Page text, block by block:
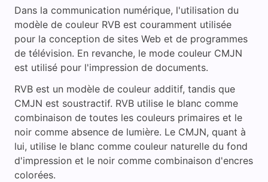
Dans la communication numérique, l'utilisation du
modèle de couleur RVB est couramment utilisée
pour la conception de sites Web et de programmes
de télévision. En revanche, le mode couleur CMJN
est utilisé pour l'impression de documents.
RVB est un modèle de couleur additif, tandis que
CMJN est soustractif. RVB utilise le blanc comme
combinaison de toutes les couleurs primaires et le
noir comme absence de lumière. Le CMJN, quant à
lui, utilise le blanc comme couleur naturelle du fond
d'impression et le noir comme combinaison d'encres
colorées.